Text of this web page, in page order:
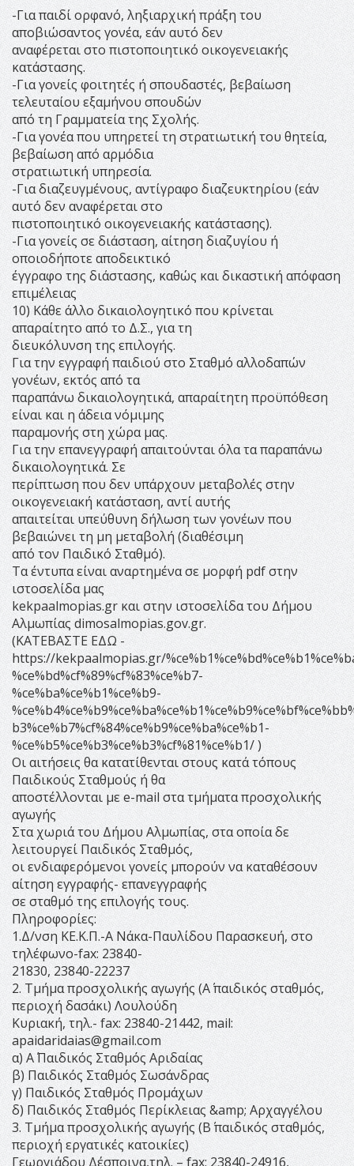
-Για παιδί ορφανό, ληξιαρχική πράξη του
αποβιώσαντος γονέα, εάν αυτό δεν
αναφέρεται στο πιστοποιητικό οικογενειακής
κατάστασης.
-Για γονείς φοιτητές ή σπουδαστές, βεβαίωση
τελευταίου εξαμήνου σπουδών
από τη Γραμματεία της Σχολής.
-Για γονέα που υπηρετεί τη στρατιωτική του θητεία,
βεβαίωση από αρμόδια
στρατιωτική υπηρεσία.
-Για διαζευγμένους, αντίγραφο διαζευκτηρίου (εάν
αυτό δεν αναφέρεται στο
πιστοποιητικό οικογενειακής κατάστασης).
-Για γονείς σε διάσταση, αίτηση διαζυγίου ή
οποιοδήποτε αποδεικτικό
έγγραφο της διάστασης, καθώς και δικαστική απόφαση
επιμέλειας
10) Κάθε άλλο δικαιολογητικό που κρίνεται
απαραίτητο από το Δ.Σ., για τη
διευκόλυνση της επιλογής.
Για την εγγραφή παιδιού στο Σταθμό αλλοδαπών
γονέων, εκτός από τα
παραπάνω δικαιολογητικά, απαραίτητη προϋπόθεση
είναι και η άδεια νόμιμης
παραμονής στη χώρα μας.
Για την επανεγγραφή απαιτούνται όλα τα παραπάνω
δικαιολογητικά. Σε
περίπτωση που δεν υπάρχουν μεταβολές στην
οικογενειακή κατάσταση, αντί αυτής
απαιτείται υπεύθυνη δήλωση των γονέων που
βεβαιώνει τη μη μεταβολή (διαθέσιμη
από τον Παιδικό Σταθμό).
Τα έντυπα είναι αναρτημένα σε μορφή pdf στην
ιστοσελίδα μας
kekpaalmopias.gr και στην ιστοσελίδα του Δήμου
Αλμωπίας dimosalmopias.gov.gr.
(ΚΑΤΕΒΑΣΤΕ ΕΔΩ -
https://kekpaalmopias.gr/
%ce%bd%cf%89%cf%83%ce%b7-
%ce%ba%ce%b1%ce%b9-
b3%ce%b7%cf%84%ce%b9%ce%ba%ce%b1-
%ce%b5%ce%b3%ce%b3%cf%81%ce%b1/ )
Οι αιτήσεις θα κατατίθενται στους κατά τόπους
Παιδικούς Σταθμούς ή θα
αποστέλλονται με e-mail στα τμήματα προσχολικής
αγωγής
Στα χωριά του Δήμου Αλμωπίας, στα οποία δε
λειτουργεί Παιδικός Σταθμός,
οι ενδιαφερόμενοι γονείς μπορούν να καταθέσουν
αίτηση εγγραφής- επανεγγραφής
σε σταθμό της επιλογής τους.
Πληροφορίες:
1.Δ/νση ΚΕ.Κ.Π.-Α Νάκα-Παυλίδου Παρασκευή, στο
τηλέφωνο-fax: 23840-
21830, 23840-22237
2. Τμήμα προσχολικής αγωγής (Α΄ παιδικός σταθμός,
περιοχή δασάκι) Λουλούδη
Κυριακή, τηλ.- fax: 23840-21442, mail:
apaidaridaias@gmail.com
α) Α΄ Παιδικός Σταθμός Αριδαίας
β) Παιδικός Σταθμός Σωσάνδρας
γ) Παιδικός Σταθμός Προμάχων
δ) Παιδικός Σταθμός Περίκλειας &amp; Αρχαγγέλου
3. Τμήμα προσχολικής αγωγής (Β΄ παιδικός σταθμός,
περιοχή εργατικές κατοικίες)
Γεωργιάδου Δέσποινα,τηλ. – fax: 23840-24916,